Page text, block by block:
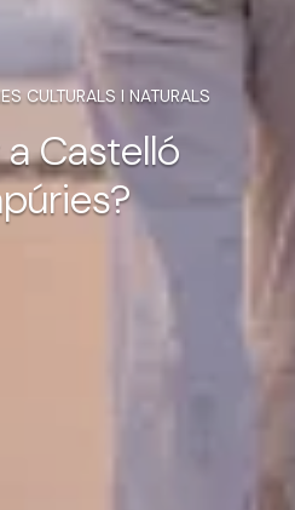
CULTURALS I NATURALS
Castelló